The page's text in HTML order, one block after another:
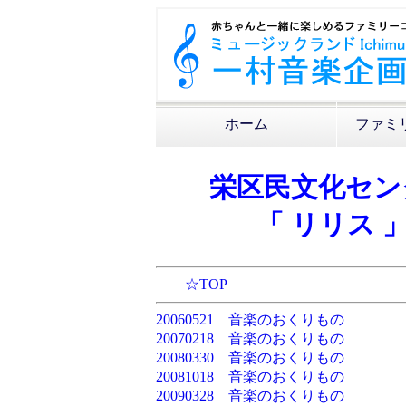
ホーム ファミ
栄区民文化セ
「 リリス
☆TOP
20060521 音楽のおくりもの
20070218 音楽のおくりもの
20080330 音楽のおくりもの
20081018 音楽のおくりもの
20090328 音楽のおくりもの